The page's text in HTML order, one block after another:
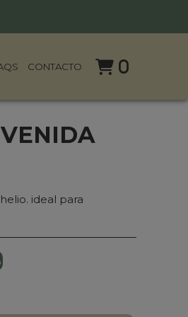
CONTACTO 0
ideal para